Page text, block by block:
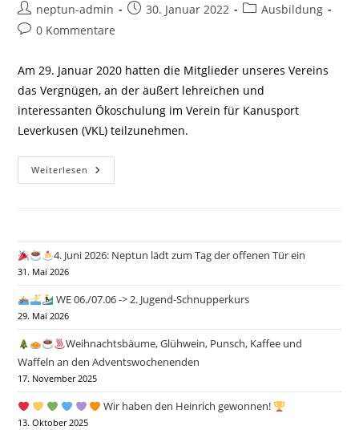
Beitrags-
Autor:
neptun-admin
Beitrag30. Januar 2022
Beitrags-
Ausbildung
Beitrags-
0 Kommentare
Am 29. Januar 2020 hatten die Mitglieder unseres Vereins
das Vergnügen, an der äußert lehreichen und
interessanten Ökoschulung im Verein für Kanusport
Leverkusen (VKL) teilzunehmen.
Weiterlesen Ökoschulung
Kanu
4. Juni 2026: Neptun lädt zum Tag der offenen Tür ein
31. Mai 2026
WE 06./07.06 -> 2. Jugend-Schnupperkurs
29. Mai 2026
Weihnachtsbäume, Glühwein, Punsch, Kaffee und
Waffeln an den Adventswochenenden
17. November 2025
Wir haben den Heinrich gewonnen!
13. Oktober 2025